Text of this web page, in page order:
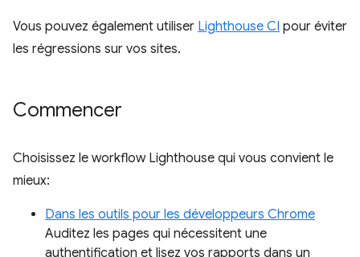
Vous pouvez également utiliser Lighthouse CI pour éviter
les régressions sur vos sites.
Commencer
Choisissez le workflow Lighthouse qui vous convient le
mieux:
Dans les outils pour les développeurs Chrome
Auditez les pages qui nécessitent une
authentification et lisez vos rapports dans un